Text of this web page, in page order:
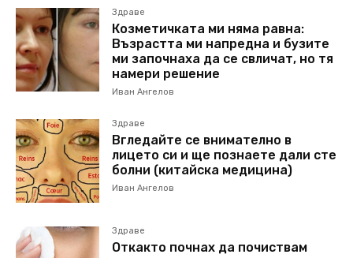
Здраве
Козметичката ми няма равна:
Възрастта ми напредна и бузите
ми започнаха да се свличат, но тя
намери решение
Иван Ангелов
Здраве
Вгледайте се внимателно в
лицето си и ще познаете дали сте
болни (китайска медицина)
Иван Ангелов
Здраве
Откакто почнах да почиствам